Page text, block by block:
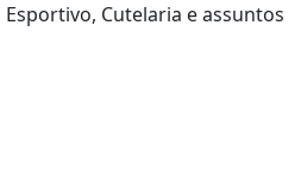
Cutelaria e assuntos